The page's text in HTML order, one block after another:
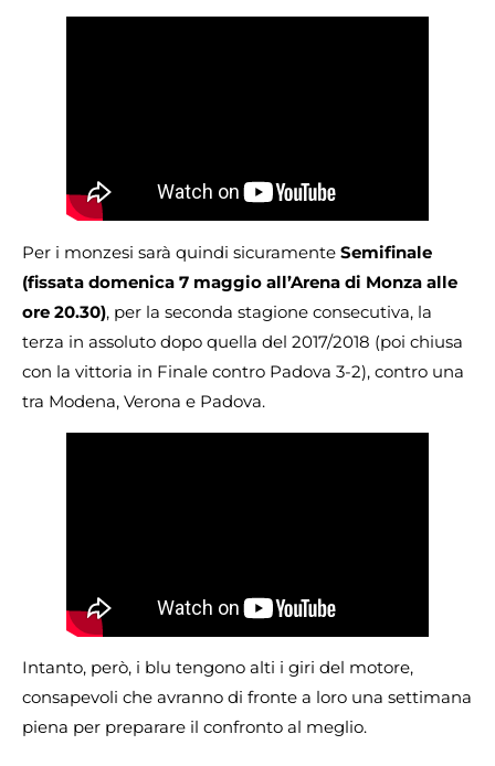
Per i monzesi sarà quindi sicuramente Semifinale
(fissata domenica 7 maggio all’Arena di Monza alle
ore 20.30), per la seconda stagione consecutiva, la
terza in assoluto dopo quella del 2017/2018 (poi chiusa
con la vittoria in Finale contro Padova 3-2), contro una
tra Modena, Verona e Padova.
Intanto, però, i blu tengono alti i giri del motore,
consapevoli che avranno di fronte a loro una settimana
piena per preparare il confronto al meglio.